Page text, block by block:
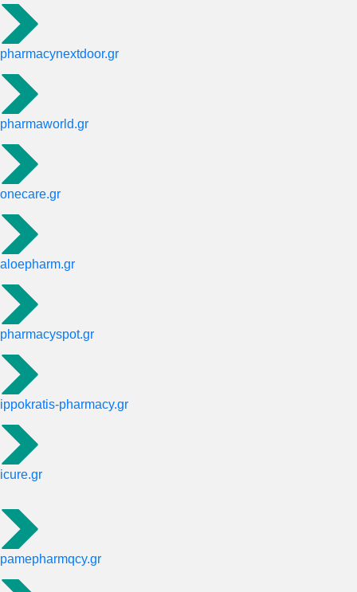
pharmacynextdoor.gr
pharmaworld.gr
onecare.gr
aloepharm.gr
pharmacyspot.gr
ippokratis-pharmacy.gr
icure.gr
pamepharmqcy.gr